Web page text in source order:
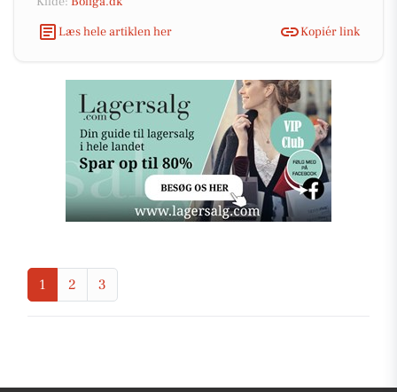
Læs hele artiklen her
Kopiér link
1 2 3